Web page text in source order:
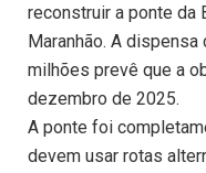
reconstruir a ponte da
Maranhão. A
milhões prevê que a
dezembro de 2025.
A ponte foi
devem usar rotas